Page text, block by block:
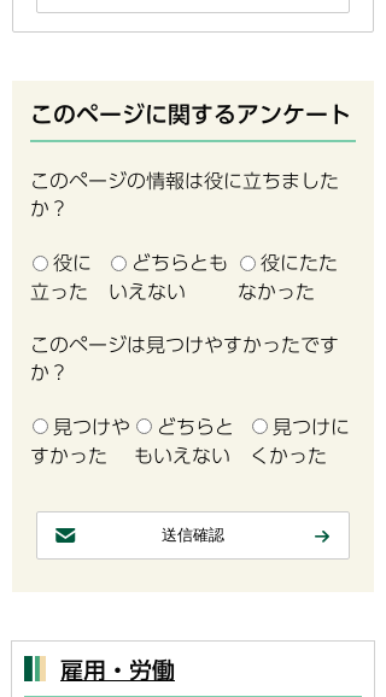
このページに関するアンケート
このページの情報は役に立ちました
か？
役に
立った
どちらとも
いえない
役にたた
なかった
このページは見つけやすかったです
か？
見つけや
すかった
どちらと
もいえない
見つけに
くかった
雇用・労働